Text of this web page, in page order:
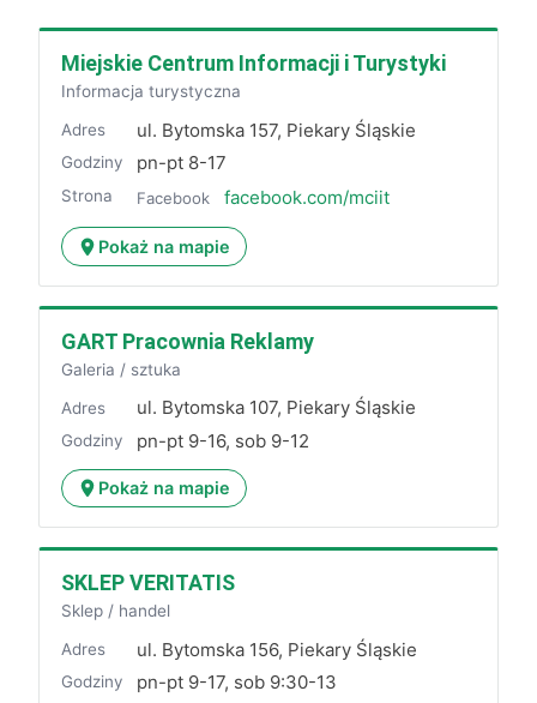
Miejskie Centrum Informacji i Turystyki
Informacja turystyczna
Adres ul. Bytomska 157, Piekary Śląskie
Godziny pn-pt 8-17
Strona Facebook facebook.com/mciit
Pokaż na mapie
GART Pracownia Reklamy
Galeria / sztuka
Adres ul. Bytomska 107, Piekary Śląskie
Godziny pn-pt 9-16, sob 9-12
Pokaż na mapie
SKLEP VERITATIS
Sklep / handel
Adres ul. Bytomska 156, Piekary Śląskie
Godziny pn-pt 9-17, sob 9:30-13